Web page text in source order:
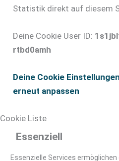
Statistik direkt auf diesem
Deine Cookie User ID:
rtbd0amh
Deine Cookie
erneut anpassen
Cookie Liste
Essenziell
Essenzielle Services